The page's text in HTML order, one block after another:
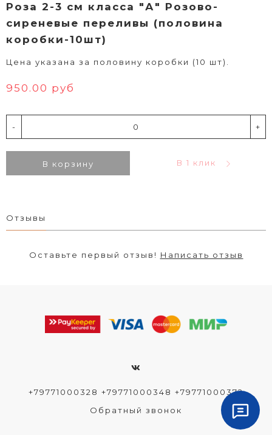
Роза 2-3 см класса "А" Розово-
сиреневые переливы (половина
коробки-10шт)
Цена указана за половину коробки (10 шт).
950.00 руб
- +
В корзину В 1 клик
Отзывы
Оставьте первый отзыв! Написать отзыв
+79771000328 +79771000348 +79771000372
Обратный звонок